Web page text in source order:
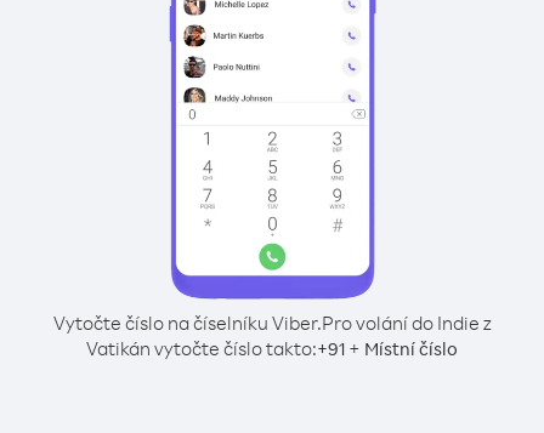
Vytočte číslo na číselníku Viber.Pro volání do Indie z
Vatikán vytočte číslo takto:+91 + Místní číslo